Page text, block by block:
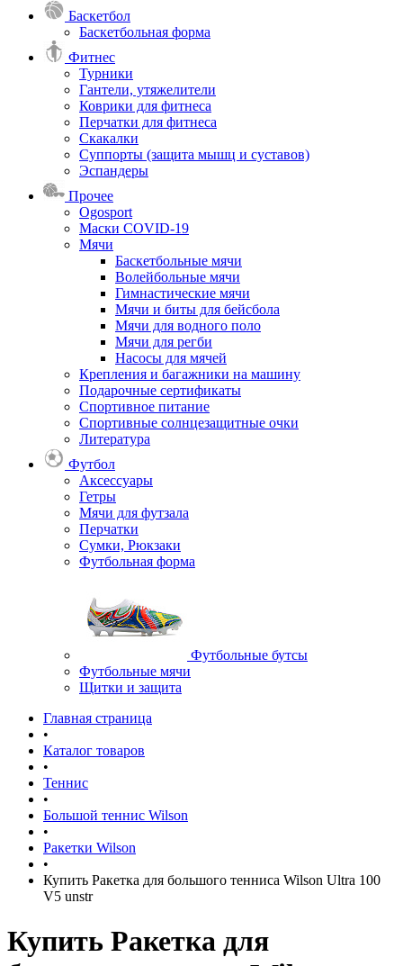
Баскетбол
Баскетбольная форма
Фитнес
Турники
Гантели, утяжелители
Коврики для фитнеса
Перчатки для фитнеса
Скакалки
Суппорты (защита мышц и суставов)
Эспандеры
Прочее
Ogosport
Маски COVID-19
Мячи
Баскетбольные мячи
Волейбольные мячи
Гимнастические мячи
Мячи и биты для бейсбола
Мячи для водного поло
Мячи для регби
Насосы для мячей
Крепления и багажники на машину
Подарочные сертификаты
Спортивное питание
Спортивные солнцезащитные очки
Литература
Футбол
Аксессуары
Гетры
Мячи для футзала
Перчатки
Сумки, Рюкзаки
Футбольная форма
Футбольные бутсы
Футбольные мячи
Щитки и защита
Главная страница
•
Каталог товаров
•
Теннис
•
Большой теннис Wilson
•
Ракетки Wilson
•
Купить Ракетка для большого тенниса Wilson Ultra 100
V5 unstr
Купить Ракетка для